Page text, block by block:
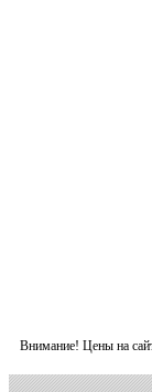
Внимание! Цены на